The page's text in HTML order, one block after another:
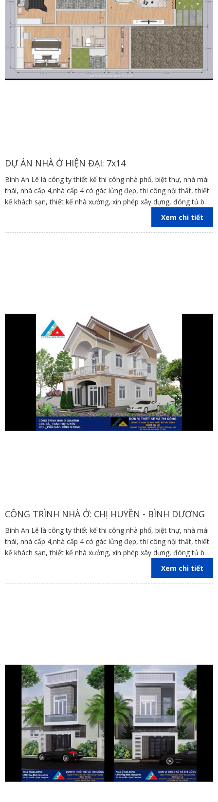
DỰ ÁN NHÀ Ở HIỆN ĐẠI: 7x14
Bình An Lê là công ty thiết kế thi công nhà phố, biệt thự, nhà mái
thái, nhà cấp 4,nhà cấp 4 có gác lửng đẹp, thi công nội thất, thiết
kế khách sạn, thiết kế nhà xưởng, xin phép xây dựng, đóng tủ bếp
trên địa bàn các tỉnh Đồng Nai, Bình Dương, TP Hồ Chí Minh,
Xem chi tiết
CÔNG TRÌNH NHÀ Ở: CHỊ HUYỀN - BÌNH DƯƠNG
Bình An Lê là công ty thiết kế thi công nhà phố, biệt thự, nhà mái
thái, nhà cấp 4,nhà cấp 4 có gác lửng đẹp, thi công nội thất, thiết
kế khách sạn, thiết kế nhà xưởng, xin phép xây dựng, đóng tủ bếp
trên địa bàn các tỉnh Đồng Nai, Bình Dương, TP Hồ Chí Minh,
Xem chi tiết